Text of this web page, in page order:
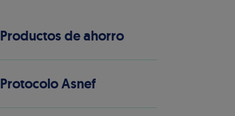
Productos de ahorro
Protocolo Asnef